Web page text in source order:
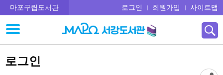
마포구립도서관 로그인 회원가입 사이트맵
로그인